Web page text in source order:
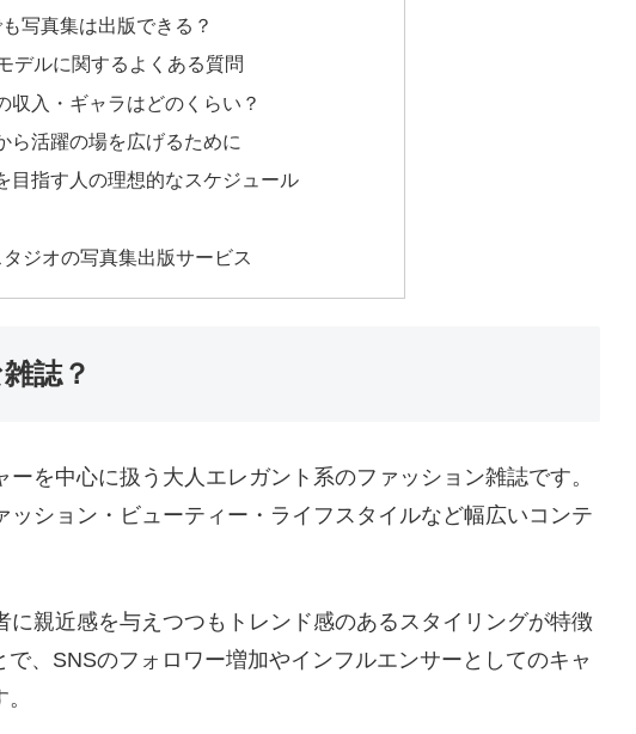
写真集は出版できる？
デルに関するよくある質問
収入・ギャラはどのくらい？
ら活躍の場を広げるために
目指す人の理想的なスケジュール
ジオの写真集出版サービス
誌？
を中心に扱う大人エレガント系のファッション雑誌です。
ッション・ビューティー・ライフスタイルなど幅広いコンテ
親近感を与えつつもトレンド感のあるスタイリングが特徴
、SNSのフォロワー増加やインフルエンサーとしてのキャ